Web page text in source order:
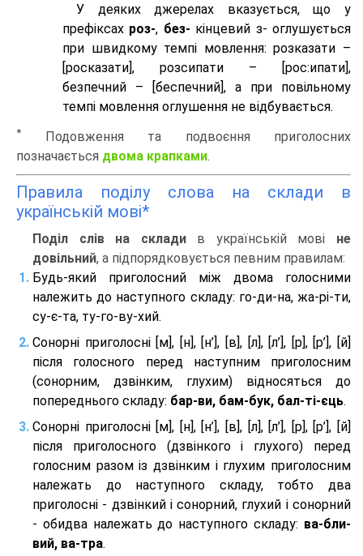
У деяких джерелах вказується, що у
префіксах роз-, без- кінцевий з- оглушується
при швидкому темпі мовлення: розказати –
[росказати], розсипати – [роc:ипати],
безпечний – [беспечний], а при повільному
темпі мовлення оглушення не відбувається.
*
Подовження та подвоєння приголосних
позначається двома крапками.
Правила поділу слова на склади в
українській мові*
Поділ слів на складив українській мові не
довільний, а підпорядковується певним правилам:
Будь-який приголосний між двома голосними
належить до наступного складу: го-ди-на, жа-рі-ти,
су-є-та, ту-го-ву-хий.
Сонорні приголосні [м], [н], [н’], [в], [л], [л’], [р], [р’], [й]
після голосного перед наступним приголосним
(сонорним, дзвінким, глухим) відносяться до
попереднього складу: бар-ви, бам-бук, бал-ті-єць.
Сонорні приголосні [м], [н], [н’], [в], [л], [л’], [р], [р’], [й]
після приголосного (дзвінкого і глухого) перед
голосним разом із дзвінким і глухим приголосним
належать до наступного складу, тобто два
приголосні - дзвінкий і сонорний, глухий і сонорний
- обидва належать до наступного складу: ва-бли-
вий, ва-тра.